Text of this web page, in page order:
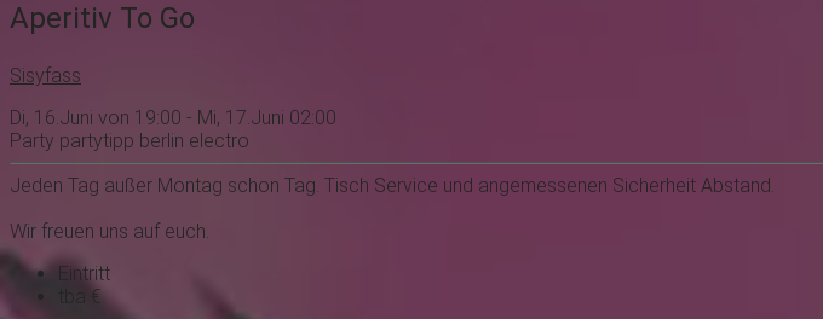
Aperitiv To Go
Sisyfass
Di, 16.Juni von 19:00 - Mi, 17.Juni 02:00
Party partytipp berlin electro
Jeden Tag außer Montag schon Tag. Tisch Service und angemessenen Sicherheit Abstand.
Wir freuen uns auf euch.
Eintritt
tba €